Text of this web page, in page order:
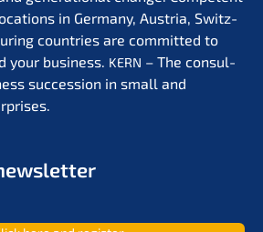
in Germa­ny, Austria, Switz­
count­ries are commit­ted to
your business. KERN – The consul­
succes­si­on in small and